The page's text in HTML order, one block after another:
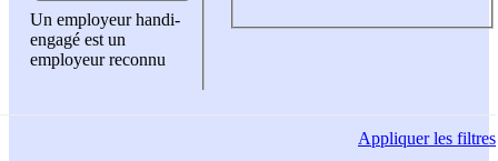
Un employeur handi-
engagé est un
employeur reconnu
Appliquerles filtres